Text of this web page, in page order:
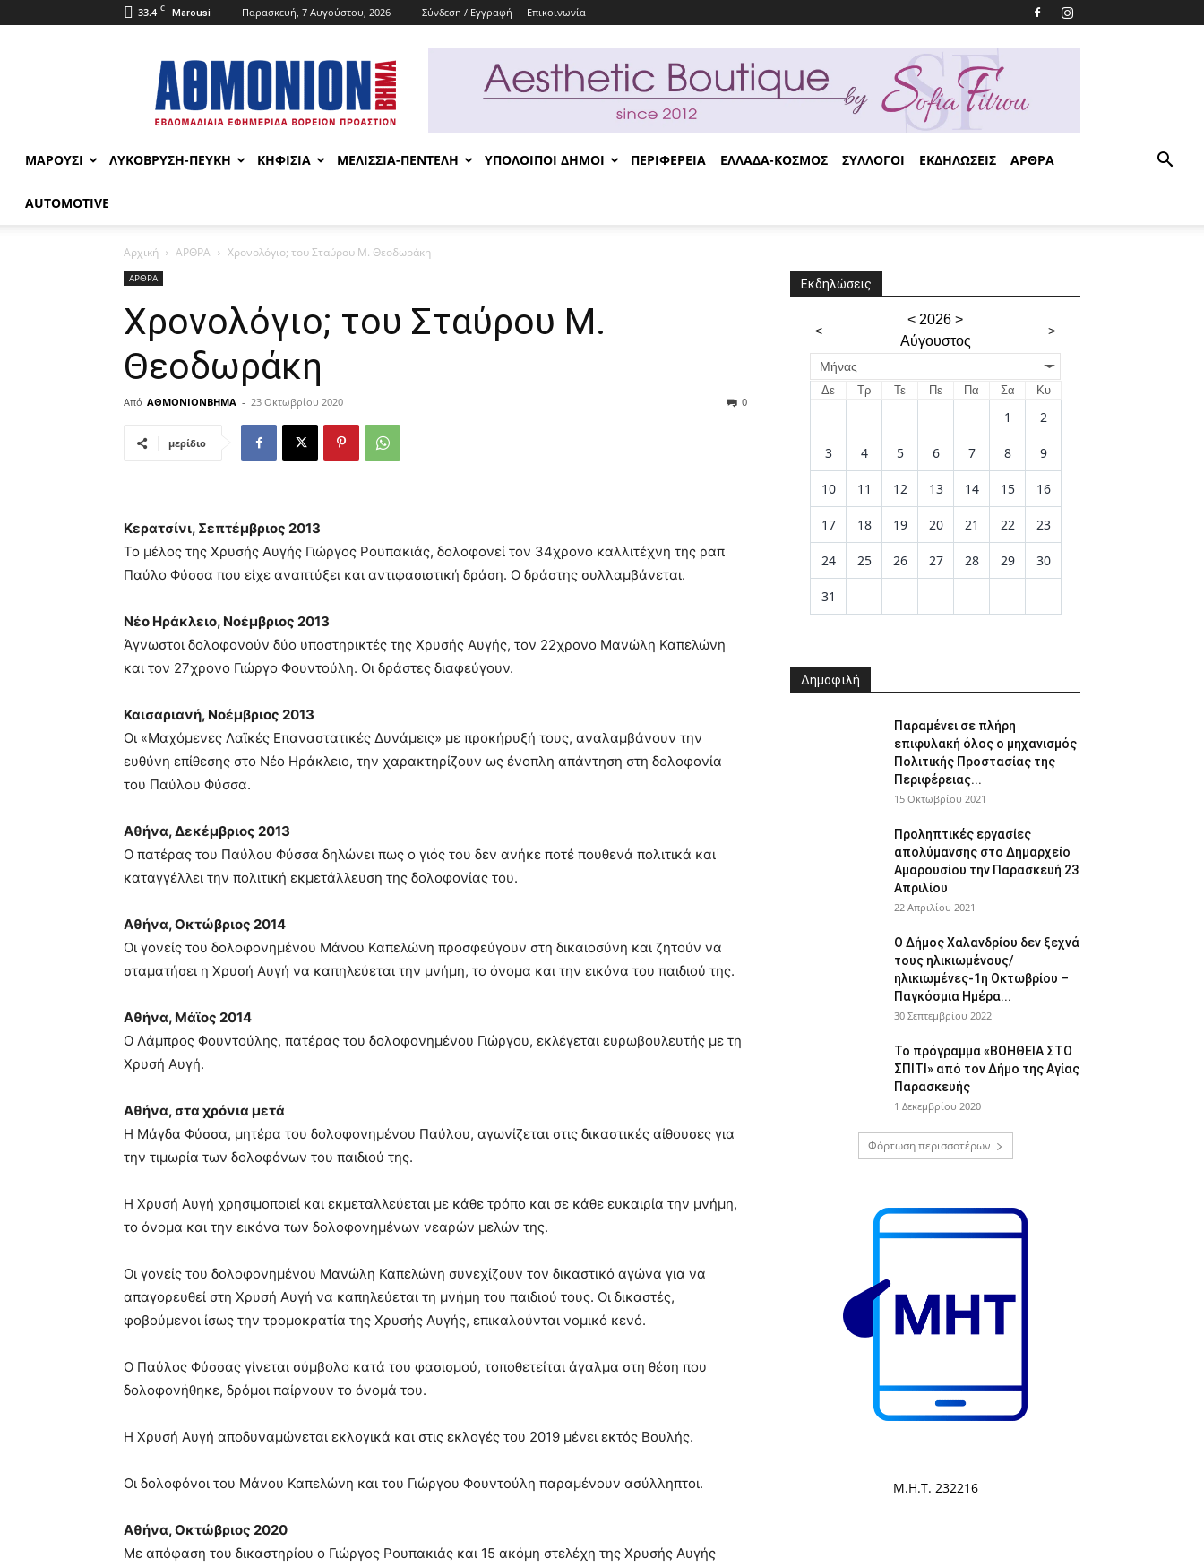
33.4 C Marousi Παρασκευή, 7 Αυγούστου, 2026 Σύνδεση / Εγγραφή Επικοινωνία
ΑΘΜΟΝΙΟΝ
ΒΗΜΑ
ΜΑΡΟΥΣΙ ΛΥΚΟΒΡΥΣΗ-ΠΕΥΚΗ ΚΗΦΙΣΙΑ ΜΕΛΙΣΣΙΑ-ΠΕΝΤΕΛΗ ΥΠΟΛΟΙΠΟΙ ΔΗΜΟΙ ΠΕΡΙΦΕΡΕΙΑ ΕΛΛΑΔΑ-ΚΟΣΜΟΣ ΣΥΛΛΟΓΟΙ ΕΚΔΗΛΩΣΕΙΣ ΑΡΘΡΑ
AUTOMOTIVE
Αρχική ΑΡΘΡΑ Χρονολόγιο; του Σταύρου Μ. Θεοδωράκη
ΑΡΘΡΑ
Χρονολόγιο; του Σταύρου Μ.
Θεοδωράκη
Από ΑΘΜΟΝΙΟΝΒΗΜΑ - 23 Οκτωβρίου 2020 0
μερίδιο
Κερατσίνι, Σεπτέμβριος 2013
Το μέλος της Χρυσής Αυγής Γιώργος Ρουπακιάς, δολοφονεί τον 34χρονο καλλιτέχνη της ραπ
Παύλο Φύσσα που είχε αναπτύξει και αντιφασιστική δράση. Ο δράστης συλλαμβάνεται.
Νέο Ηράκλειο, Νοέμβριος 2013
Άγνωστοι δολοφονούν δύο υποστηρικτές της Χρυσής Αυγής, τον 22χρονο Μανώλη Καπελώνη
και τον 27χρονο Γιώργο Φουντούλη. Οι δράστες διαφεύγουν.
Καισαριανή, Νοέμβριος 2013
Οι «Μαχόμενες Λαϊκές Επαναστατικές Δυνάμεις» με προκήρυξή τους, αναλαμβάνουν την
ευθύνη επίθεσης στο Νέο Ηράκλειο, την χαρακτηρίζουν ως ένοπλη απάντηση στη δολοφονία
του Παύλου Φύσσα.
Αθήνα, Δεκέμβριος 2013
Ο πατέρας του Παύλου Φύσσα δηλώνει πως ο γιός του δεν ανήκε ποτέ πουθενά πολιτικά και
καταγγέλλει την πολιτική εκμετάλλευση της δολοφονίας του.
Αθήνα, Οκτώβριος 2014
Οι γονείς του δολοφονημένου Μάνου Καπελώνη προσφεύγουν στη δικαιοσύνη και ζητούν να
σταματήσει η Χρυσή Αυγή να καπηλεύεται την μνήμη, το όνομα και την εικόνα του παιδιού της.
Αθήνα, Μάϊος 2014
Ο Λάμπρος Φουντούλης, πατέρας του δολοφονημένου Γιώργου, εκλέγεται ευρωβουλευτής με τη
Χρυσή Αυγή.
Αθήνα, στα χρόνια μετά
Η Μάγδα Φύσσα, μητέρα του δολοφονημένου Παύλου, αγωνίζεται στις δικαστικές αίθουσες για
την τιμωρία των δολοφόνων του παιδιού της.
Η Χρυσή Αυγή χρησιμοποιεί και εκμεταλλεύεται με κάθε τρόπο και σε κάθε ευκαιρία την μνήμη,
το όνομα και την εικόνα των δολοφονημένων νεαρών μελών της.
Οι γονείς του δολοφονημένου Μανώλη Καπελώνη συνεχίζουν τον δικαστικό αγώνα για να
απαγορευθεί στη Χρυσή Αυγή να καπηλεύεται τη μνήμη του παιδιού τους. Οι δικαστές,
φοβούμενοι ίσως την τρομοκρατία της Χρυσής Αυγής, επικαλούνται νομικό κενό.
Ο Παύλος Φύσσας γίνεται σύμβολο κατά του φασισμού, τοποθετείται άγαλμα στη θέση που
δολοφονήθηκε, δρόμοι παίρνουν το όνομά του.
Η Χρυσή Αυγή αποδυναμώνεται εκλογικά και στις εκλογές του 2019 μένει εκτός Βουλής.
Οι δολοφόνοι του Μάνου Καπελώνη και του Γιώργου Φουντούλη παραμένουν ασύλληπτοι.
Αθήνα, Οκτώβριος 2020
Με απόφαση του δικαστηρίου ο Γιώργος Ρουπακιάς και 15 ακόμη στελέχη της Χρυσής Αυγής
Εκδηλώσεις
<
< 2026 >
Αύγουστος
>
Μήνας
Δε Τρ Τε Πε Πα Σα Κυ
1 2
3 4 5 6 7 8 9
10 11 12 13 14 15 16
17 18 19 20 21 22 23
24 25 26 27 28 29 30
31
Δημοφιλή
Παραμένει σε πλήρη
επιφυλακή όλος ο μηχανισμός
Πολιτικής Προστασίας της
Περιφέρειας...
15 Οκτωβρίου 2021
Προληπτικές εργασίες
απολύμανσης στο Δημαρχείο
Αμαρουσίου την Παρασκευή 23
Απριλίου
22 Απριλίου 2021
Ο Δήμος Χαλανδρίου δεν ξεχνά
τους ηλικιωμένους/
ηλικιωμένες-1η Οκτωβρίου –
Παγκόσμια Ημέρα...
30 Σεπτεμβρίου 2022
Το πρόγραμμα «ΒΟΗΘΕΙΑ ΣΤΟ
ΣΠΙΤΙ» από τον Δήμο της Αγίας
Παρασκευής
1 Δεκεμβρίου 2020
Φόρτωση περισσοτέρων
Μ.Η.Τ. 232216